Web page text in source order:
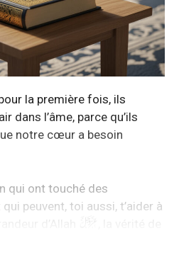
la première fois, ils
dans l’âme, parce qu’ils
notre cœur a besoin
qui ont touché des
peuvent, toi aussi, t’aider à